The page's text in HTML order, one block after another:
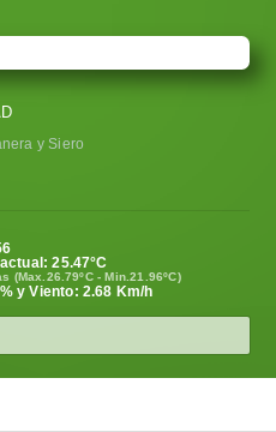
y Siero
actual:25.47°C
(Max.26.79ºC - Min.21.96ºC)
y Viento: 2.68 Km/h